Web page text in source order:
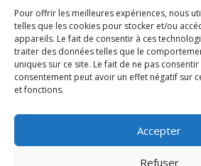
Pour offrir les meilleures expériences, nous
telles que les cookies pour stocker et/ou
appareils. Le fait de consentir à ces
traiter des données telles que le
uniques sur ce site. Le fait de ne pas
consentement peut avoir un effet négatif sur
et fonctions.
Accepter
Refuser
Nacelles Transpalettes
Mentions légales
Politique de confidentialité et
données
Paiement sécurisé
Gérer
© 2025 MNG SORARE. Tous droits
affichés en euros et hors TVA. Site